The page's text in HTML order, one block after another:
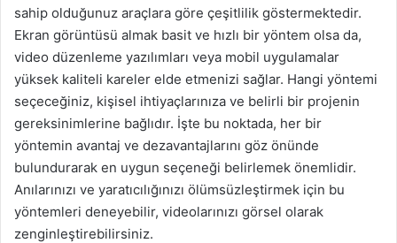
sahip olduğunuz araçlara göre çeşitlilik göstermektedir.
Ekran görüntüsü almak basit ve hızlı bir yöntem olsa da,
video düzenleme yazılımları veya mobil uygulamalar
yüksek kaliteli kareler elde etmenizi sağlar. Hangi yöntemi
seçeceğiniz, kişisel ihtiyaçlarınıza ve belirli bir projenin
gereksinimlerine bağlıdır. İşte bu noktada, her bir
yöntemin avantaj ve dezavantajlarını göz önünde
bulundurarak en uygun seçeneği belirlemek önemlidir.
Anılarınızı ve yaratıcılığınızı ölümsüzleştirmek için bu
yöntemleri deneyebilir, videolarınızı görsel olarak
zenginleştirebilirsiniz.